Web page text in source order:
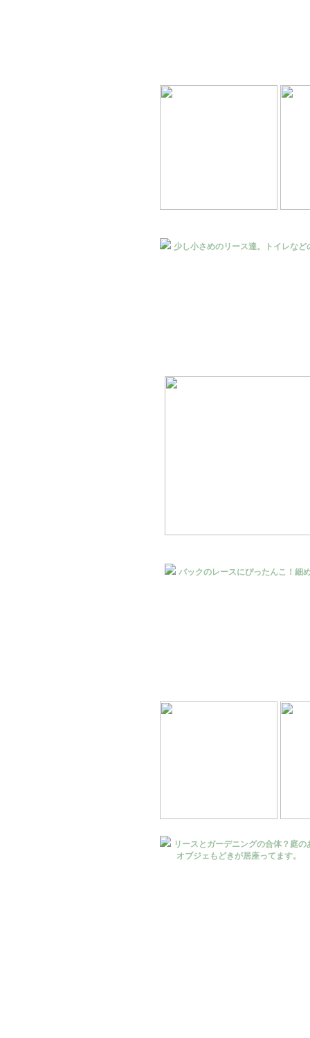
少し小さめのリース達。トイレな
バックのレースにぴったんこ！細
リースとガーデニングの合体？庭
オブジェもどきが居座ってます。